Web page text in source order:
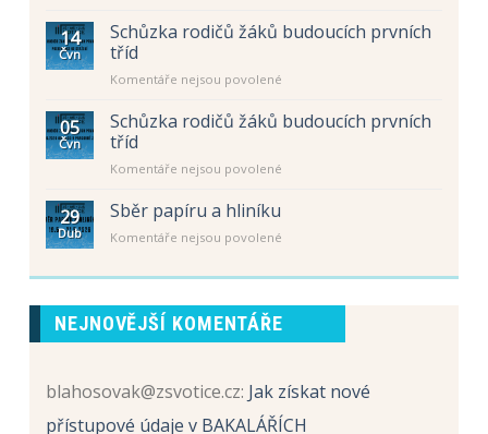
s
názvem
letní
14
Čvn
Schůzka rodičů žáků budoucích prvních
tříd
Komentáře nejsou povolené
s
05
Čvn
Schůzka rodičů žáků budoucích prvních
tříd
Komentáře nejsou povolené
žáků
prvních
tříd
29
Dub
Sběr papíru a hliníku
Komentáře nejsou povolené
s
Sběr
papíru
a
NEJNOVĚJŠÍ KOMENTÁŘE
blahosovak@zsvotice.cz: Jak získat nové
přístupové údaje v BAKALÁŘÍCH